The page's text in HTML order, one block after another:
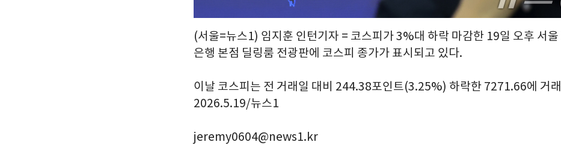
(서울=뉴스1) 임지훈 인턴기자 = 코스피가 3%대 하락 마감한 19일 오후 서울
은행 본점 딜링룸 전광판에 코스피 종가가 표시되고 있다.
이날 코스피는 전 거래일 대비 244.38포인트(3.25%) 하락한 7271.66에 거
2026.5.19/뉴스1
jeremy0604@news1.kr